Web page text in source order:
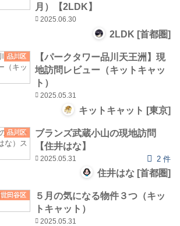
月）【2LDK】
2025.06.30
2LDK [首都圏]
品川区
【パークタワー品川天王洲】現
地訪問レビュー（キットキャッ
ト）
2025.05.31
キットキャット [東京]
品川区
ブランズ武蔵小山の現地訪問
【住井はな】
2025.05.31 2 件
住井はな [首都圏]
世田谷区
５月の気になる物件３つ（キッ
トキャット）
2025.05.31